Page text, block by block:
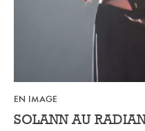
EN IMAGE
SOLANN AU